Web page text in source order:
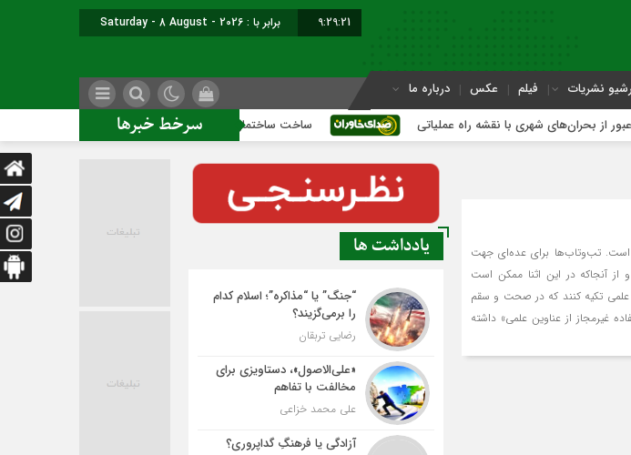
9:29:22 برابر با : Saturday - 8 August - 2026
نشریات فیلم عکس درباره ما
سرخط خبرها شهری با نقشه راه عملیاتی ساخت ساختمان اداری جدید ممنوع؛
است. تب‌وتاب‌ها برای عده‌ای جهت
از آنجاکه در این اثنا ممکن است
تکیه کنند که در صحت و سقم
غیرمجاز از عناوین علمی» داشته
یادداشت ها
“جنگ” یا “مذاکره”؛ اسلام کدام
را برمی‌گزیند؟
رضایی تربقان
«علی‌الاصول»، دستاویزی برای
مخالفت با تفاهم
علی محمد خزاعی
آزادگی یا فرهنگِ گداپروری؟